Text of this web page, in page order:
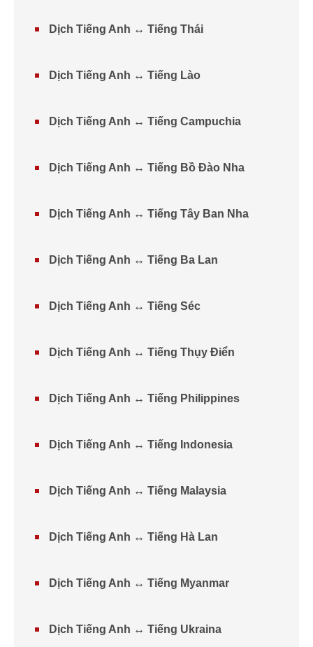
Dịch Tiếng Anh ↔ Tiếng Thái
Dịch Tiếng Anh ↔ Tiếng Lào
Dịch Tiếng Anh ↔ Tiếng Campuchia
Dịch Tiếng Anh ↔ Tiếng Bồ Đào Nha
Dịch Tiếng Anh ↔ Tiếng Tây Ban Nha
Dịch Tiếng Anh ↔ Tiếng Ba Lan
Dịch Tiếng Anh ↔ Tiếng Séc
Dịch Tiếng Anh ↔ Tiếng Thụy Điển
Dịch Tiếng Anh ↔ Tiếng Philippines
Dịch Tiếng Anh ↔ Tiếng Indonesia
Dịch Tiếng Anh ↔ Tiếng Malaysia
Dịch Tiếng Anh ↔ Tiếng Hà Lan
Dịch Tiếng Anh ↔ Tiếng Myanmar
Dịch Tiếng Anh ↔ Tiếng Ukraina